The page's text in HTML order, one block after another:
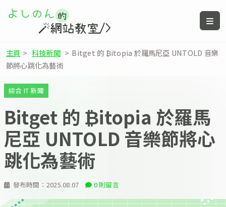
主頁 > 科技新聞 > Bitget 的 ₿itopia 於羅馬尼亞 UNTOLD 音樂
節將心跳化為藝術
發布時間： 2025.08.07 0 則留言
綜合 IT 新聞
Bitget 的 ₿itopia 於羅馬
尼亞 UNTOLD 音樂節將心
跳化為藝術